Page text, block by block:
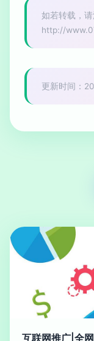
如若转载，请
http://
更新时间：
互联网推广|全